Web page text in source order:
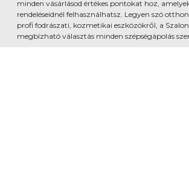
minden vásárlásod értékes pontokat hoz,
rendeléseidnél felhasználhatsz. Legyen szó
profi fodrászati, kozmetikai eszközökről, a
megbízható választás minden szépségápolás